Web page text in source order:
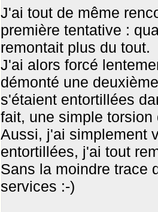
J'ai tout de même
première tentative :
remontait plus du tout.
J'ai alors forcé
démonté une
s'étaient entortillées
fait, une simple
Aussi, j'ai simplement
entortillées, j'ai tout
Sans la moindre trace
services :-)